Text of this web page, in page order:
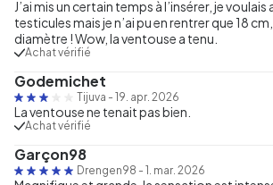
J’ai mis un certain temps à l’insérer, je
testicules mais je n’ai pu en rentrer que 18
diamètre ! Wow, la ventouse a tenu.
Achat vérifié
Godemichet
Tijuva - 19. apr. 2026
La ventouse ne tenait pas bien.
Achat vérifié
Garçon98
Drengen98 - 1. mar. 2026